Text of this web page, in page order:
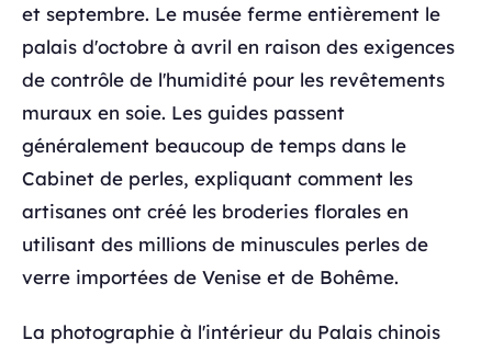
et septembre. Le musée ferme entièrement le
palais d'octobre à avril en raison des exigences
de contrôle de l'humidité pour les revêtements
muraux en soie. Les guides passent
généralement beaucoup de temps dans le
Cabinet de perles, expliquant comment les
artisanes ont créé les broderies florales en
utilisant des millions de minuscules perles de
verre importées de Venise et de Bohême.
La photographie à l'intérieur du Palais chinois